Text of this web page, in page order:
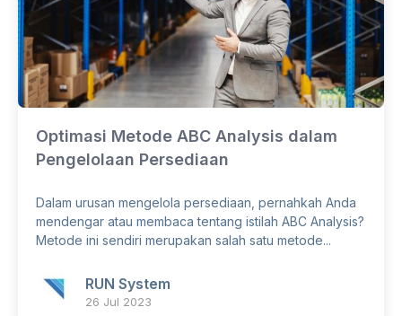
Optimasi Metode ABC Analysis dalam
Pengelolaan Persediaan
Dalam urusan mengelola persediaan, pernahkah Anda
mendengar atau membaca tentang istilah ABC Analysis?
Metode ini sendiri merupakan salah satu metode...
RUN System
26 Jul 2023